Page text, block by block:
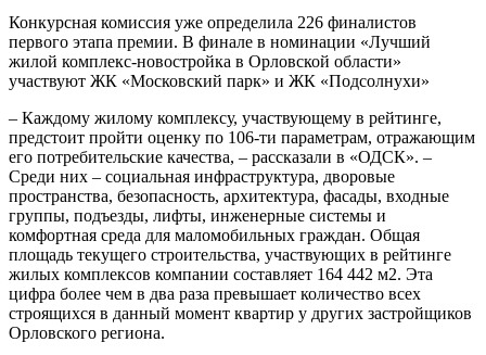
Конкурсная комиссия уже определила 226 финалистов
первого этапа премии. В финале в номинации «Лучший
жилой комплекс-новостройка в Орловской области»
участвуют ЖК «Московский парк» и ЖК «Подсолнухи»
– Каждому жилому комплексу, участвующему в рейтинге,
предстоит пройти оценку по 106-ти параметрам, отражающим
его потребительские качества, – рассказали в «ОДСК». –
Среди них – социальная инфраструктура, дворовые
пространства, безопасность, архитектура, фасады, входные
группы, подъезды, лифты, инженерные системы и
комфортная среда для маломобильных граждан. Общая
площадь текущего строительства, участвующих в рейтинге
жилых комплексов компании составляет 164 442 м2. Эта
цифра более чем в два раза превышает количество всех
строящихся в данный момент квартир у других застройщиков
Орловского региона.